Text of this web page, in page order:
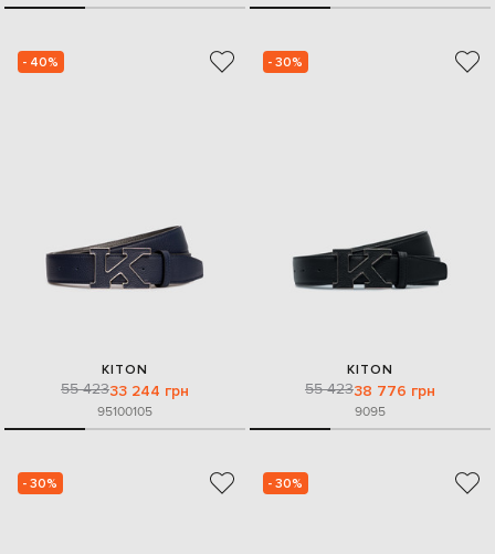
- 40%
KITON
55 42333 244 грн
95100105
- 30%
KITON
55 42338 776 грн
9095
- 30% - 30%